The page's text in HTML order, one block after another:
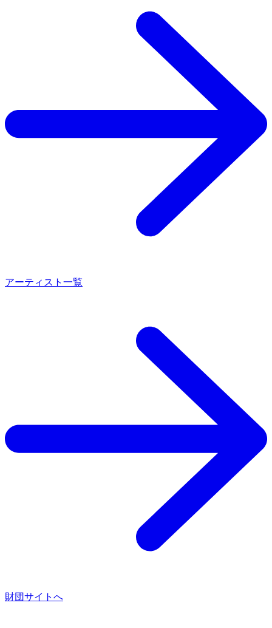
アーティスト一覧
財団サイトへ